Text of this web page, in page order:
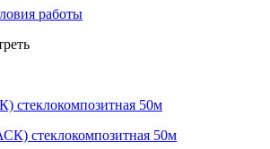
работы
стеклокомпозитная 50м